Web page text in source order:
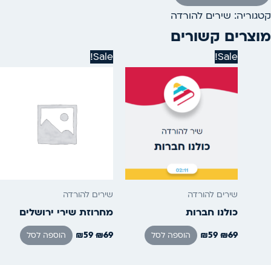
קטגוריה: שירים להורדה
מוצרים קשורים
Sale!
שירים להורדה
כולנו חברות
₪69
המחיר
המקורי
₪69.
₪59
הנוכחי
הוא:
₪59.
הוספה לסל
Sale!
שירים להורדה
מחרוזת שירי ירושלים
₪69
המחיר
המקורי
₪59 הוספה לסל